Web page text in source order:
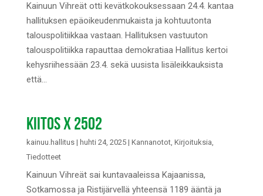
Kainuun Vihreät otti kevätkokouksessaan 24.4. kantaa
hallituksen epäoikeudenmukaista ja kohtuutonta
talouspolitiikkaa vastaan. Hallituksen vastuuton
talouspolitiikka rapauttaa demokratiaa Hallitus kertoi
kehysriihessään 23.4. sekä uusista lisäleikkauksista
että...
KIITOS X 2502
kainuu.hallitus| huhti 24, 2025| Kannanotot, Kirjoituksia,
Tiedotteet
Kainuun Vihreät sai kuntavaaleissa Kajaanissa,
Sotkamossa ja Ristijärvellä yhteensä 1189 ääntä ja